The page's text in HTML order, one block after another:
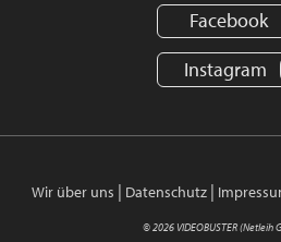
Facebook
Instagram
Wir über uns | Datenschutz|
© 2026 VIDEOBUSTER (Netleih